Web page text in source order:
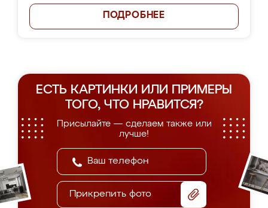
ПОДРОБНЕЕ
ЕСТЬ КАРТИНКИ ИЛИ ПРИМЕРЫ
ТОГО, ЧТО НРАВИТСЯ?
Присылайте — сделаем также или
лучше!
Прикрепить фото